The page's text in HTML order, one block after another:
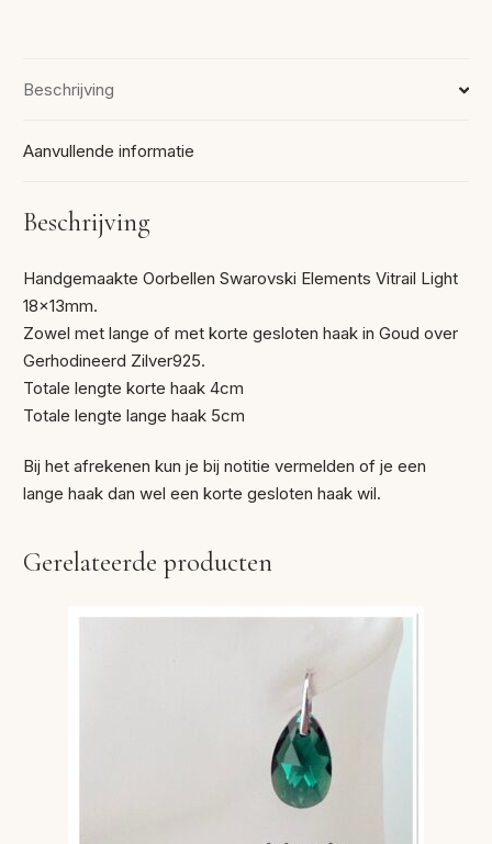
Beschrijving
Aanvullende informatie
Beschrijving
Handgemaakte Oorbellen Swarovski Elements Vitrail Light
18x13mm.
Zowel met lange of met korte gesloten haak in Goud over
Gerhodineerd Zilver925.
Totale lengte korte haak 4cm
Totale lengte lange haak 5cm
Bij het afrekenen kun je bij notitie vermelden of je een
lange haak dan wel een korte gesloten haak wil.
Gerelateerde producten